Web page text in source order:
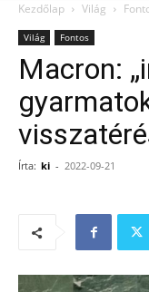
Kezdőlap Világ
Világ Fontos
Macron:
Írta: ki - 2022-09-21